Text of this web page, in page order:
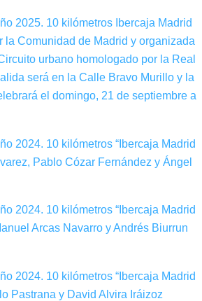
2025. 10 kilómetros Ibercaja Madrid
la Comunidad de Madrid y organizada
urbano homologado por la Real
será en la Calle Bravo Murillo y la
el domingo, 21 de septiembre a
2024. 10 kilómetros “Ibercaja Madrid
Pablo Cózar Fernández y Ángel
2024. 10 kilómetros “Ibercaja Madrid
Arcas Navarro y Andrés Biurrun
2024. 10 kilómetros “Ibercaja Madrid
Pastrana y David Alvira Iráizoz